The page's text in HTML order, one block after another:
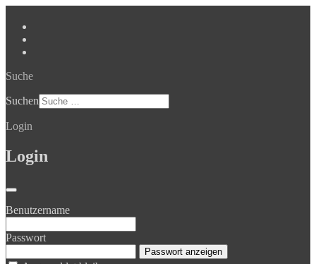
Suche
Suchen
Login
Login
Benutzername
Passwort
Passwort anzeigen